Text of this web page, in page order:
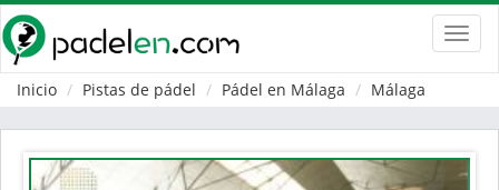
Inicio
Pistas de pádel Pádel en Málaga Málaga